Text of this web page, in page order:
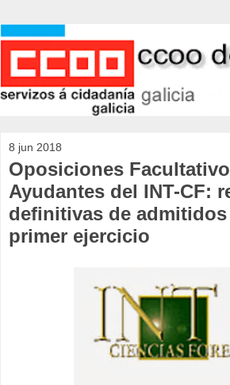
8 jun 2018
Oposiciones
Ayudantes del INT-CF:
definitivas de admitidos
primer ejercicio